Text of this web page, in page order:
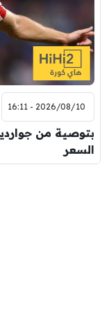
2026/08/10 - 16:11
بتوصية من
السعر